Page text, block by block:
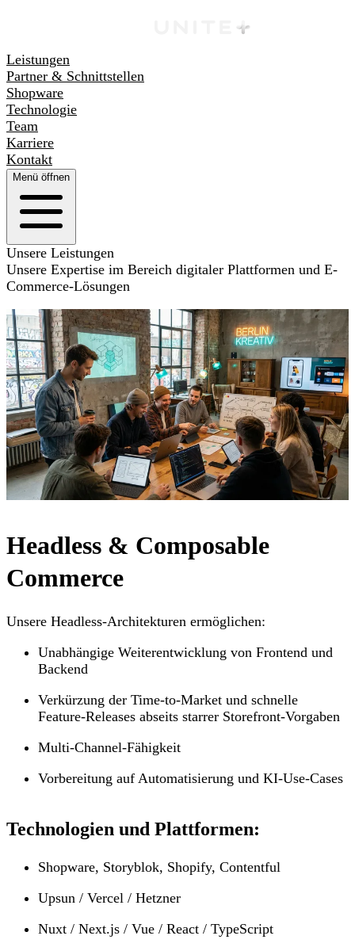
Leistungen
Partner & Schnittstellen
Shopware
Technologie
Team
Karriere
Kontakt
Menü öffnen
Unsere Leistungen
Unsere Expertise im Bereich digitaler Plattformen und E-
Commerce-Lösungen
Headless & Composable
Commerce
Unsere Headless-Architekturen ermöglichen:
Unabhängige Weiterentwicklung von Frontend und
Backend
Verkürzung der Time-to-Market und schnelle
Feature-Releases abseits starrer Storefront-Vorgaben
Multi-Channel-Fähigkeit
Vorbereitung auf Automatisierung und KI-Use-Cases
Technologien und Plattformen:
Shopware, Storyblok, Shopify, Contentful
Upsun / Vercel / Hetzner
Nuxt / Next.js / Vue / React / TypeScript